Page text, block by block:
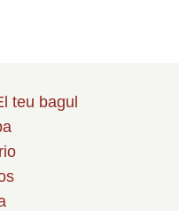
teu bagul